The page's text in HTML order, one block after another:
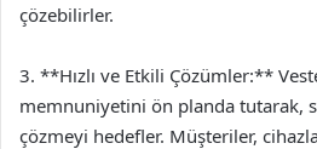
çözebilirler.
3. **Hızlı ve Etkili Çözümler:**
memnuniyetini ön planda tutarak,
çözmeyi hedefler. Müşteriler,